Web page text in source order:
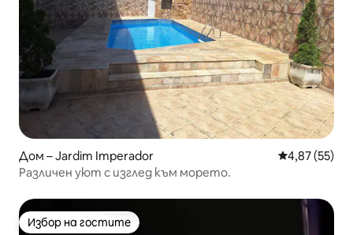
Дом – Jardim Imperador Средна
4,87 (55)
Различен уют с изглед към морето.
Избор на гостите
Избор на гостите